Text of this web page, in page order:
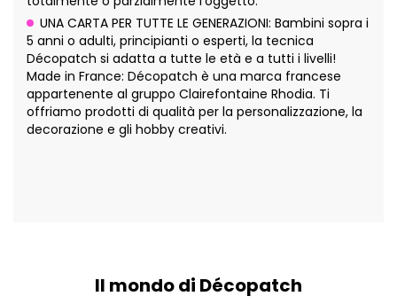
UNA CARTA PER TUTTE LE GENERAZIONI: Bambini sopra i
5 anni o adulti, principianti o esperti, la tecnica
Décopatch si adatta a tutte le età e a tutti i livelli!
Made in France: Décopatch è una marca francese
appartenente al gruppo Clairefontaine Rhodia. Ti
offriamo prodotti di qualità per la personalizzazione, la
decorazione e gli hobby creativi.
Il mondo di Décopatch